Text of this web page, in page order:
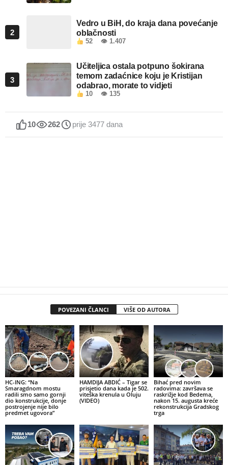
2
Vedro u BiH, do kraja dana povećanje
oblačnosti
52 👁 1.407
3
Učiteljica ostala potpuno šokirana
temom zadaćnice koju je Kristijan
odabrao, morate to vidjeti
10 👁 135
10 262 prije 3477 dana
POVEZANI ČLANCI VIŠE OD AUTORA
HC-ING: “Na
Smaragdnom mostu
radili smo samo gornji
dio konstrukcije, donje
postrojenje nije bilo
predmet ugovora”
HAMDIJA ABDIĆ – Tigar se
prisjetio dana kada je 502.
viteška krenula u Oluju
(VIDEO)
Bihać pred novim
radovima: završava se
raskrižje kod Bedema,
nakon 15. augusta kreće
rekonstrukcija Gradskog
trga